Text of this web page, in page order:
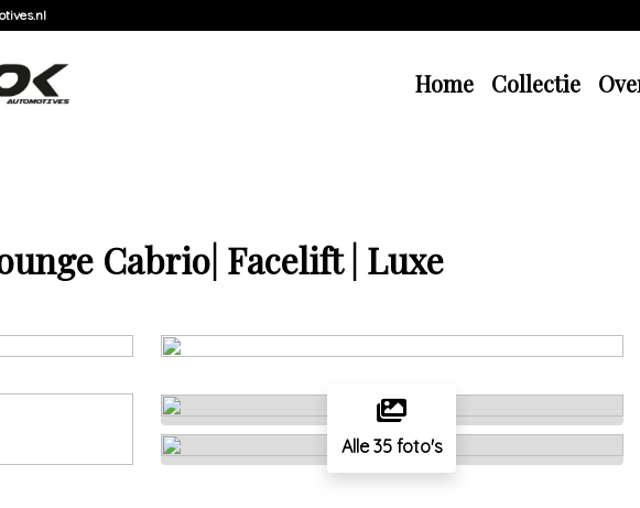
Home Collectie
Cabrio| Facelift | Luxe
Alle 35 foto's